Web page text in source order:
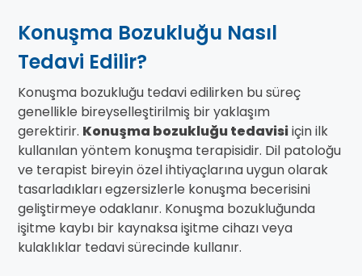
Konuşma Bozukluğu Nasıl
Tedavi Edilir?
Konuşma bozukluğu tedavi edilirken bu süreç
genellikle bireyselleştirilmiş bir yaklaşım
gerektirir. Konuşma bozukluğu tedavisiiçin ilk
kullanılan yöntem konuşma terapisidir. Dil patoloğu
ve terapist bireyin özel ihtiyaçlarına uygun olarak
tasarladıkları egzersizlerle konuşma becerisini
geliştirmeye odaklanır. Konuşma bozukluğunda
işitme kaybı bir kaynaksa işitme cihazı veya
kulaklıklar tedavi sürecinde kullanır.